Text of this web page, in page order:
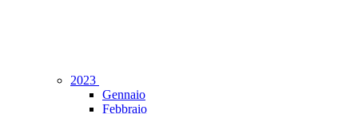
2023
Gennaio
Febbraio